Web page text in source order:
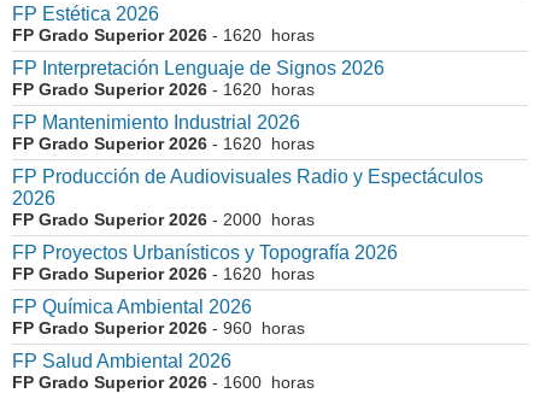
FP Estética 2026
FP Grado Superior 2026 - 1620 horas
FP Interpretación Lenguaje de Signos 2026
FP Grado Superior 2026 - 1620 horas
FP Mantenimiento Industrial 2026
FP Grado Superior 2026 - 1620 horas
FP Producción de Audiovisuales Radio y Espectáculos
2026
FP Grado Superior 2026 - 2000 horas
FP Proyectos Urbanísticos y Topografía 2026
FP Grado Superior 2026 - 1620 horas
FP Química Ambiental 2026
FP Grado Superior 2026 - 960 horas
FP Salud Ambiental 2026
FP Grado Superior 2026 - 1600 horas